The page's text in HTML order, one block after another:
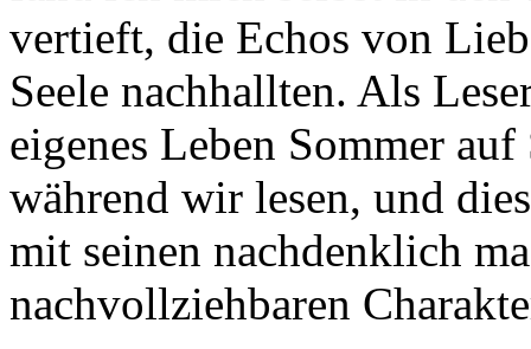
vertieft, die Echos von
Seele nachhallten. Als
eigenes Leben Sommer
während wir lesen, und
mit seinen nachdenklich
nachvollziehbaren